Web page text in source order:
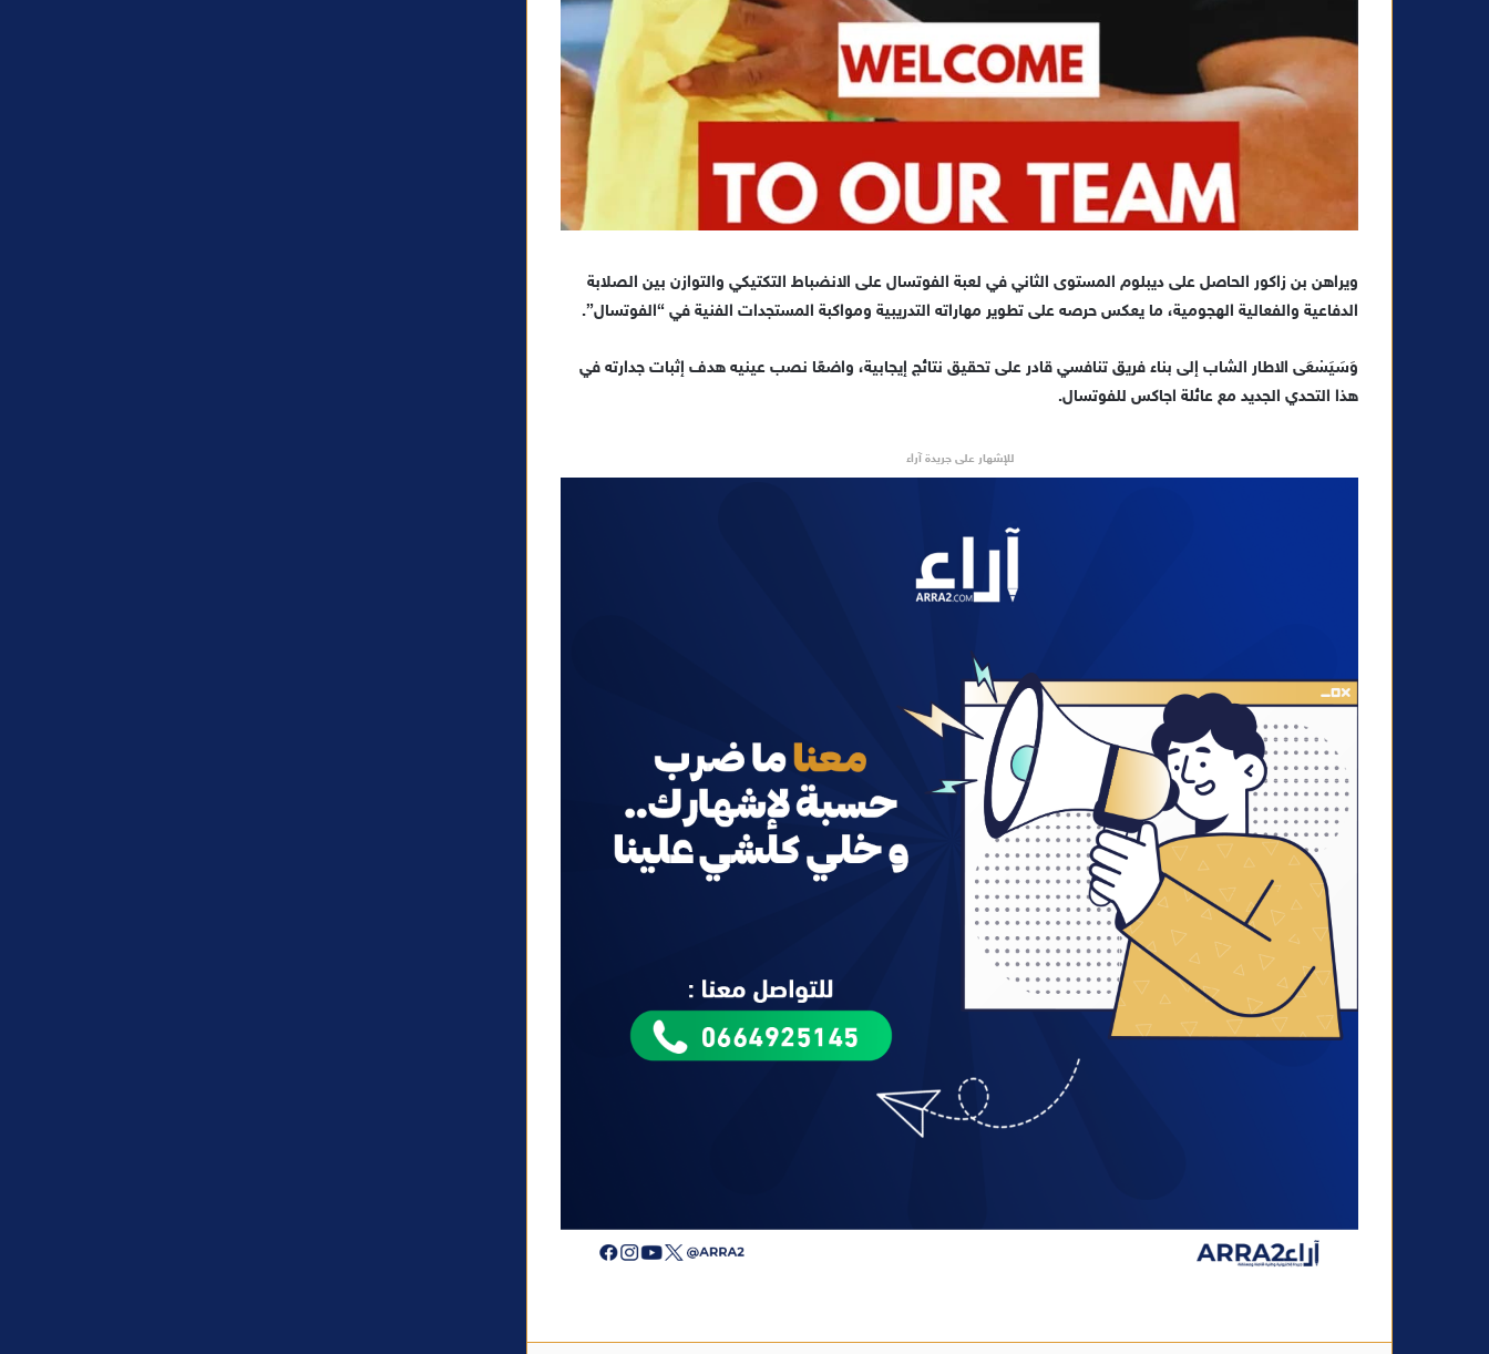
ويراهن بن زاكور الحاصل على ديبلوم المستوى الثاني في لعبة الفوتسال على الانضباط التكتيكي والتوازن بين الصلابة
الدفاعية والفعالية الهجومية، ما يعكس حرصه على تطوير مهاراته التدريبية ومواكبة المستجدات الفنية في “الفوتسال”.
وَسَيَسْعَى الاطار الشاب إلى بناء فريق تنافسي قادر على تحقيق نتائج إيجابية، واضعًا نصب عينيه هدف إثبات جدارته في
هذا التحدي الجديد مع عائلة اجاكس للفوتسال.
للإشهار على جريدة آراء